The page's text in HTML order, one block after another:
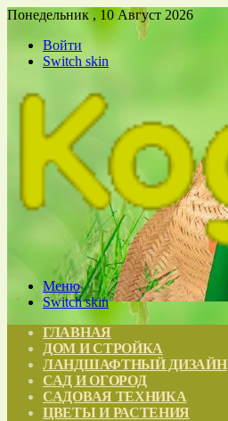
Понедельник , 10 Август 2026
Войти
Switch skin
Меню
Switch skin
ГЛАВНАЯ
ДОМ И СТРОЙКА
ЛАНДШАФТНЫЙ ДИЗАЙН
САД И ОГОРОД
САДОВАЯ ТЕХНИКА
ЦВЕТЫ И РАСТЕНИЯ